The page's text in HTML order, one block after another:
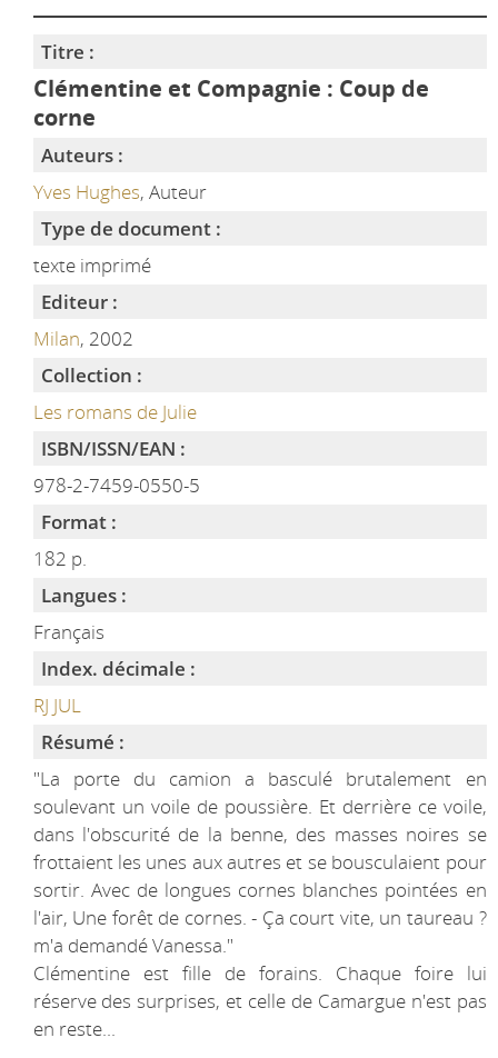
Titre :
Clémentine et Compagnie : Coup de
corne
Auteurs :
Yves Hughes, Auteur
Type de document :
texte imprimé
Editeur :
Milan, 2002
Collection :
Les romans de Julie
ISBN/ISSN/EAN :
978-2-7459-0550-5
Format :
182 p.
Langues :
Français
Index. décimale :
RJ JUL
Résumé :
"La porte du camion a basculé brutalement en
soulevant un voile de poussière. Et derrière ce voile,
dans l'obscurité de la benne, des masses noires se
frottaient les unes aux autres et se bousculaient pour
sortir. Avec de longues cornes blanches pointées en
l'air, Une forêt de cornes. - Ça court vite, un taureau ?
m'a demandé Vanessa."
Clémentine est fille de forains. Chaque foire lui
réserve des surprises, et celle de Camargue n'est pas
en reste...